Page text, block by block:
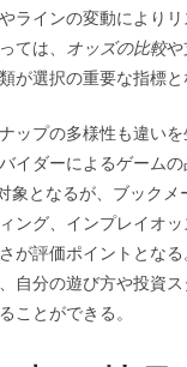
ラインの変動により
ては、 オッズの比較
が選択の重要な指標と
ップの多様性も違い
イダーによるゲーム
象となるが、ブックメ
ング、インプレイオ
が評価ポイントとな
自分の遊び方や投資
ことができる。